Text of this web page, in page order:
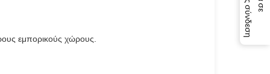
εμπορικούς χώρους.